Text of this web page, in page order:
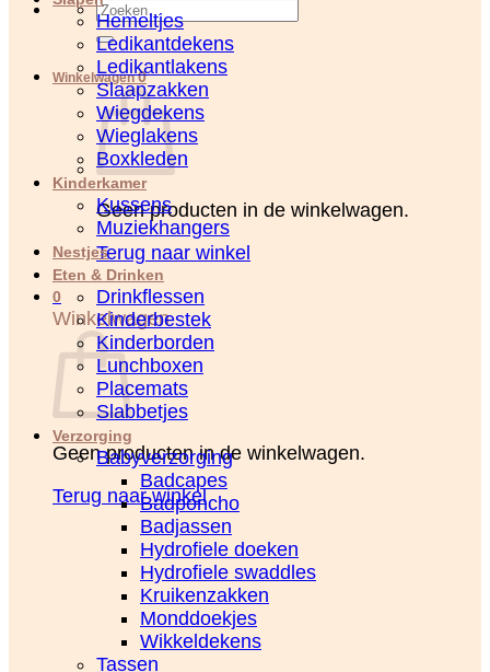
Zoeken
naar:
Winkelwagen0
Geen producten in de winkelwagen.
Terug naar winkel
0
Winkelwagen
Geen producten in de winkelwagen.
Terug naar winkel
Hemeltjes
Ledikantdekens
Ledikantlakens
Slaapzakken
Wiegdekens
Wieglakens
Boxkleden
Kinderkamer
Kussens
Muziekhangers
Nestjes
Eten & Drinken
Drinkflessen
Kinderbestek
Kinderborden
Lunchboxen
Placemats
Slabbetjes
Verzorging
Babyverzorging
Badcapes
Badponcho
Badjassen
Hydrofiele doeken
Hydrofiele swaddles
Kruikenzakken
Monddoekjes
Wikkeldekens
Tassen